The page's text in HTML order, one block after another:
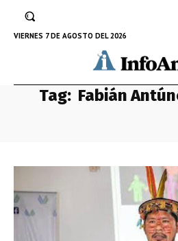
VIERNES 7 DE AGOSTO DEL 2026
Tag: Fabián